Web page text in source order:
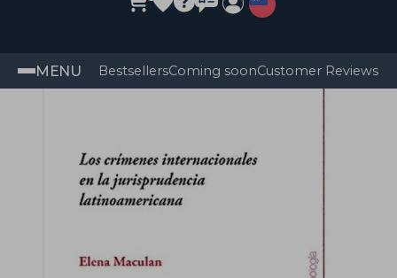
MENU BestsellersComing soonCustomer Reviews